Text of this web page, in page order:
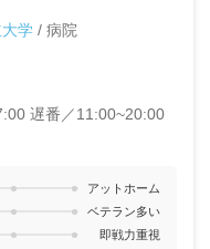
学 / 病院
遅番／11:00~20:00
アットホーム
ベテラン多い
即戦力重視